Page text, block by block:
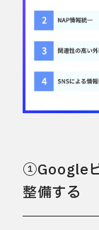
①Google
整備する